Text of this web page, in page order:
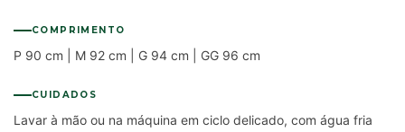
COMPRIMENTO
P 90 cm | M 92 cm | G 94 cm | GG 96 cm
CUIDADOS
Lavar à mão ou na máquina em ciclo delicado, com água fria